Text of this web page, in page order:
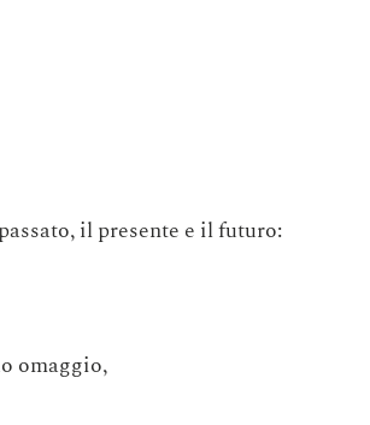
il presente e il futuro:
omaggio,